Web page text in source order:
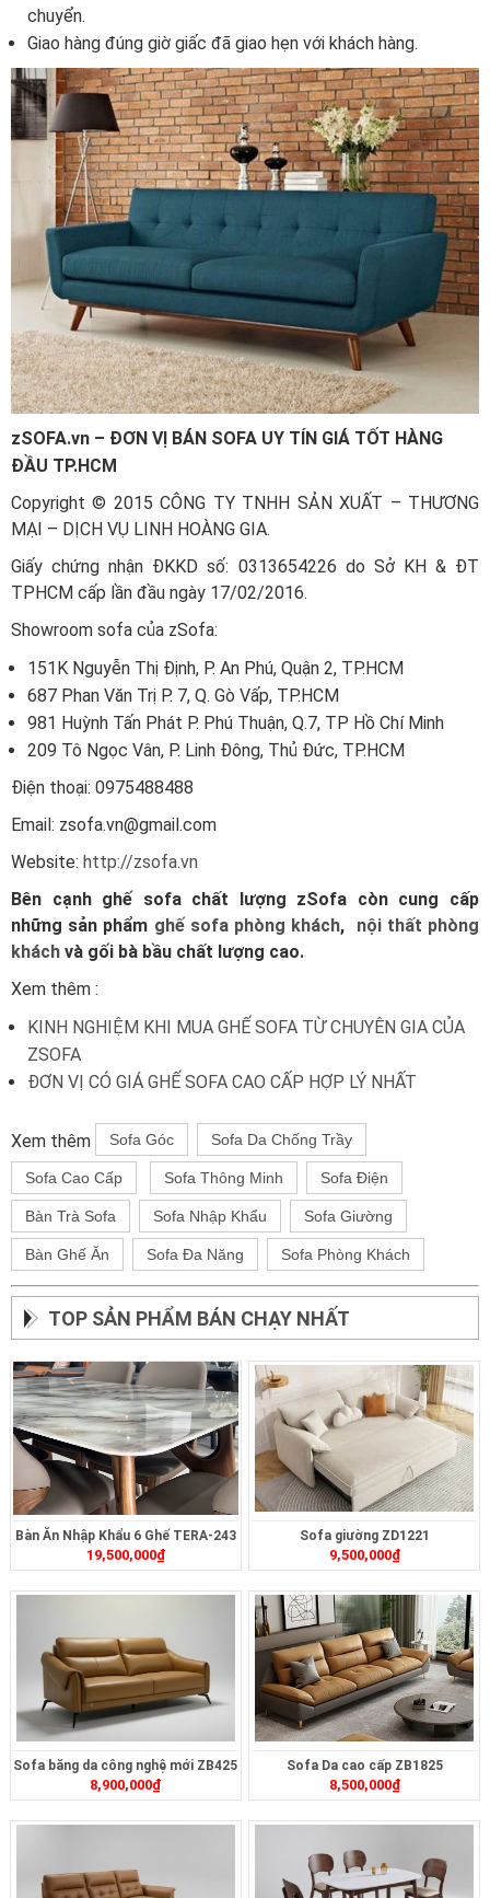
chuyển.
Giao hàng đúng giờ giấc đã giao hẹn với khách hàng.
zSOFA.vn – ĐƠN VỊ BÁN SOFA UY TÍN GIÁ TỐT HÀNG
ĐẦU TP.HCM
Copyright © 2015 CÔNG TY TNHH SẢN XUẤT – THƯƠNG
MẠI – DỊCH VỤ LINH HOÀNG GIA.
Giấy chứng nhận ĐKKD số: 0313654226 do Sở KH & ĐT
TPHCM cấp lần đầu ngày 17/02/2016.
Showroom sofa của zSofa:
151K Nguyễn Thị Định, P. An Phú, Quận 2, TP.HCM
687 Phan Văn Trị P. 7, Q. Gò Vấp, TP.HCM
981 Huỳnh Tấn Phát P. Phú Thuận, Q.7, TP Hồ Chí Minh
209 Tô Ngọc Vân, P. Linh Đông, Thủ Đức, TP.HCM
Điện thoại: 0975488488
Email: zsofa.vn@gmail.com
Website: http://zsofa.vn
Bên cạnh ghế sofa chất lượng zSofa còn cung cấp
những sản phẩm ghế sofa phòng khách, nội thất phòng
khách và gối bà bầu chất lượng cao.
Xem thêm :
KINH NGHIỆM KHI MUA GHẾ SOFA TỪ CHUYÊN GIA CỦA
ZSOFA
ĐƠN VỊ CÓ GIÁ GHẾ SOFA CAO CẤP HỢP LÝ NHẤT
Xem thêm Sofa Góc Sofa Da Chống Trầy
Sofa Cao Cấp Sofa Thông Minh Sofa Điện
Bàn Trà Sofa Sofa Nhập Khẩu Sofa Giường
Bàn Ghế Ăn Sofa Đa Năng Sofa Phòng Khách
TOP SẢN PHẨM BÁN CHẠY NHẤT
Bàn Ăn Nhập Khẩu 6 Ghế TERA-243
19,500,000₫
Sofa giường ZD1221
9,500,000₫
Sofa băng da công nghệ mới ZB425
8,900,000₫
Sofa Da cao cấp ZB1825
8,500,000₫